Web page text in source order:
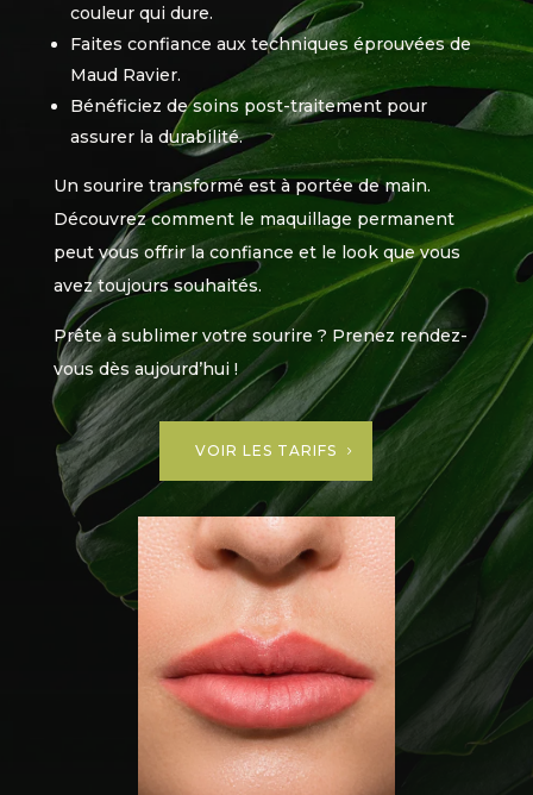
couleur qui dure.
Faites confiance aux techniques éprouvées de
Maud Ravier.
Bénéficiez de soins post-traitement pour
assurer la durabilité.
Un sourire transformé est à portée de main.
Découvrez comment le maquillage permanent
peut vous offrir la confiance et le look que vous
avez toujours souhaités.
Prête à sublimer votre sourire ? Prenez rendez-
vous dès aujourd’hui !
VOIR LES TARIFS